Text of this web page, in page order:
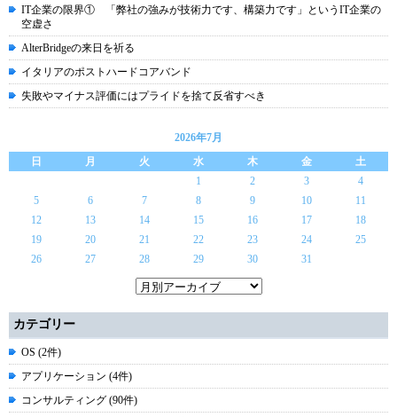
IT企業の限界① 「弊社の強みが技術力です、構築力です」というIT企業の
空虚さ
AlterBridgeの来日を祈る
イタリアのポストハードコアバンド
失敗やマイナス評価にはプライドを捨て反省すべき
2026年7月
日
月 火 水 木 金
土
1
2 3
4
5
6 7 8 9 10
11
12
13 14 15 16 17
18
19
20 21 22 23 24
25
26
27 28 29 30 31
カテゴリー
OS (2件)
アプリケーション (4件)
コンサルティング (90件)